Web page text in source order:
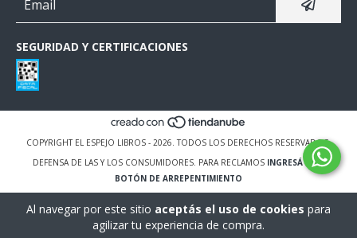
Al navegar por este sitio aceptás el uso de cookies para
agilizar tu experiencia de compra.
SEGURIDAD Y CERTIFICACIONES
COPYRIGHT EL ESPEJO LIBROS - 2026. TODOS LOS DERECHOS RESERVADOS.
DEFENSA DE LAS Y LOS CONSUMIDORES. PARA RECLAMOS INGRESÁ ACÁ.
BOTÓN DE ARREPENTIMIENTO